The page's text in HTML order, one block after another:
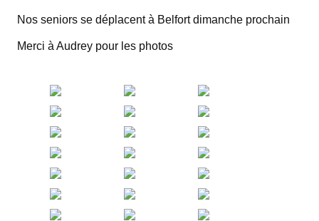
Nos seniors se déplacent à Belfort dimanche prochain
Merci à Audrey pour les photos